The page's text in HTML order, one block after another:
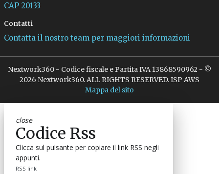
CAP 20133
Contatti
Contatta il nostro team per maggiori informazioni
Nextwork360 - Codice fiscale e Partita IVA 13868590962 - ©
2026 Nextwork360. ALL RIGHTS RESERVED. ISP AWS
Mappa del sito
close
Codice Rss
Clicca sul pulsante per copiare il link RSS negli
appunti.
RSS link